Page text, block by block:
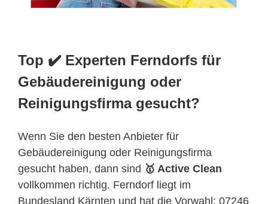
Top ✔️ Experten Ferndorfs für
Gebäudereinigung oder
Reinigungsfirma gesucht?
Wenn Sie den besten Anbieter für
Gebäudereinigung oder Reinigungsfirma
gesucht haben, dann sind 🥇 Active Clean
vollkommen richtig. Ferndorf liegt im
Bundesland Kärnten und hat die Vorwahl: 07246